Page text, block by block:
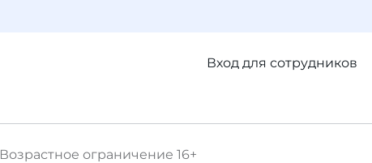
Вход для сотрудников
Возрастное ограничение 16+